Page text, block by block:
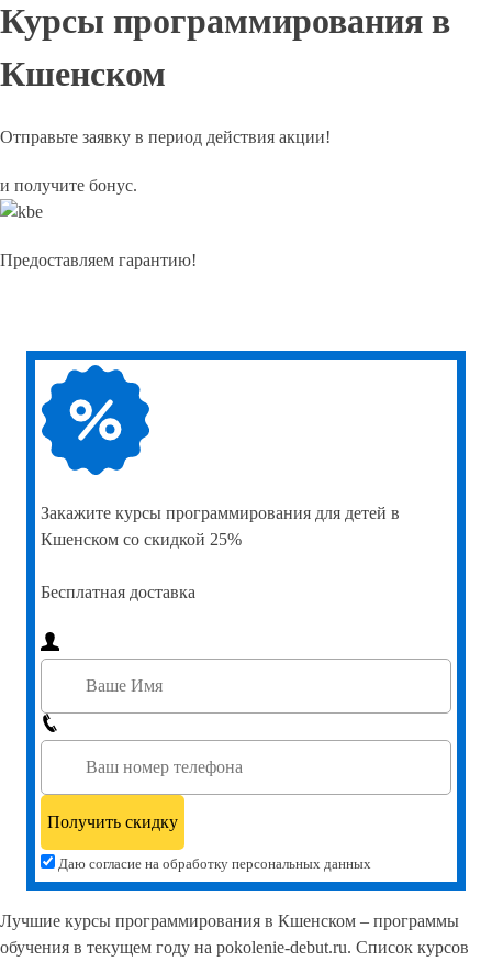
Курсы программирования в
Кшенском
Отправьте заявку в период действия акции!
и получите бонус.
Предоставляем гарантию!
Закажите курсы программирования для детей в
Кшенском со скидкой 25%
Бесплатная доставка
Даю согласие на обработку персональных данных
Лучшие курсы программирования в Кшенском – программы
обучения в текущем году на pokolenie-debut.ru. Список курсов